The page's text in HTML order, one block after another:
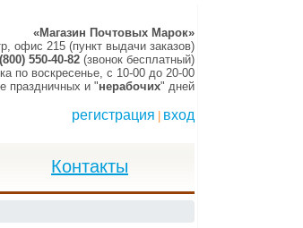
«Магазин Почтовых Марок»
офис 215 (пункт выдачи заказов)
550-40-82 (звонок бесплатный)
по воскресенье, c 10-00 до 20-00
праздничных и "нерабочих" дней
регистрация вход
Контакты